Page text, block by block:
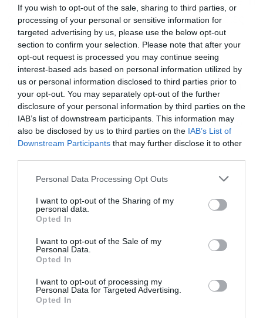
If you wish to opt-out of the sale, sharing to third parties, or
processing of your personal or sensitive information for
targeted advertising by us, please use the below opt-out
section to confirm your selection. Please note that after your
opt-out request is processed you may continue seeing
interest-based ads based on personal information utilized by
us or personal information disclosed to third parties prior to
your opt-out. You may separately opt-out of the further
disclosure of your personal information by third parties on the
IAB’s list of downstream participants. This information may
also be disclosed by us to third parties on the IAB’s List of
Downstream Participants that may further disclose it to other
Personal Data Processing Opt Outs
I want to opt-out of the Sharing of my
personal data.
Opted In
I want to opt-out of the Sale of my
Personal Data.
Opted In
I want to opt-out of processing my
Personal Data for Targeted Advertising.
Opted In
οποία διολίσθησε στα 49,30 ευρώ με απώλειες
2,76%.
Σημαντική διόρθωση εμφάνισε και η Allwyn, η
οποία ολοκλήρωσε τη συνεδρίαση σχεδόν στα
χαμηλά ημέρας, στα 12,31 ευρώ, σημειώνοντας
πτώση άνω του 4%, με τον όγκο να ξεπερνά το
1,1 εκατ. τεμάχια.